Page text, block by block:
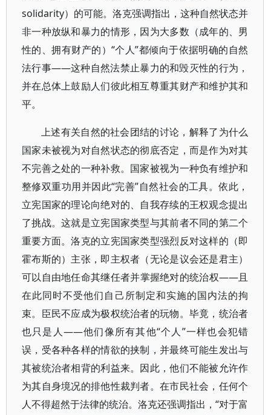
solidarity）的可能。洛克强调指出，这种自然状态并
非一种放纵和暴力的情形，因为大多数（成年的、男
性的、拥有财产的）“个人”都倾向于依据明确的自然
法行事——这种自然法禁止暴力的和毁灭性的行为，
并在总体上鼓励人们彼此相互尊重其财产和维护其和
平。
上述有关自然的社会团结的讨论，解释了为什么
国家未被视为对自然状态的彻底否定，而是作为对其
不完善之处的一种补救。国家被视为一种负有维护和
整修双重功用并因此“完善”自然社会的工具。依此，
立宪国家的理论向绝对的、自我存续的王权观念提出
了挑战。这就是立宪国家类型与其前者不同的第二个
重要方面。洛克的立宪国家类型强烈反对这样的（即
霍布斯的）主张，即主权者（无论是议会还是君主）
可以自由地任命其继任者并掌握绝对的统治权——且
在此同时不受他们自己所制定和实施的国内法的拘
束。臣民不应成为极权统治者的玩物。毕竟，统治者
也只是人——他们像所有其他“个人”一样也会犯错
误，受各种各样的情欲的挟制，并最终可能生发出与
其被统治者相背的利益来。因此，他们不能被允许作
为其自身境况的排他性裁判者。在市民社会，任何个
人不得超然于法律的统治。洛克还强调指出，“对于富